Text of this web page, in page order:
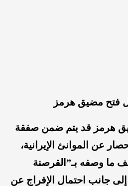
فتح مضيق هرمز
هرمز قد يتم ضمن صفقة
عن الموانئ الإيرانية،
ما وصفه بـ”القرصنة
جانب احتمال الإفراج عن